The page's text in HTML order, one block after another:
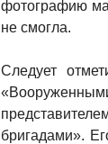
фотографию
не смогла.
Следует
бригадами».